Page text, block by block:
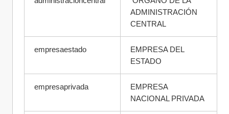
ADMINISTRACIÓN
CENTRAL
empresaestado
EMPRESA DEL
ESTADO
empresaprivada
EMPRESA
NACIONAL PRIVADA